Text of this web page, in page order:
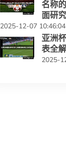
名称
面研
2025-12-07 10:46:04
亚洲
表全
2025-